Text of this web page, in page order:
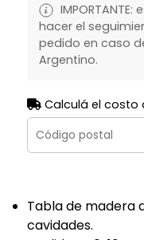
hacer el
pedido en caso
Argentino.
Calculá el costo
Tabla de madera
cavidades.